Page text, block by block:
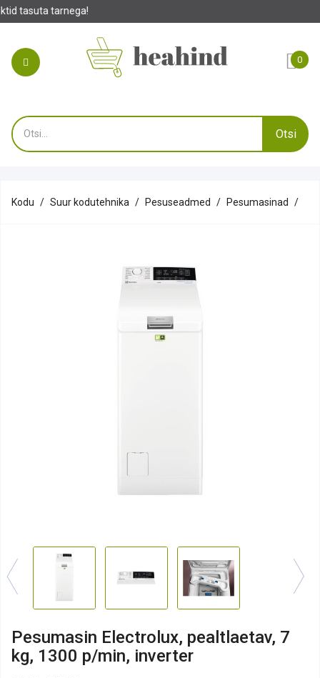
0
Otsi
Kodu Suur kodutehnika Pesuseadmed Pesumasinad
Pesumasin Electrolux, pealtlaetav, 7
kg, 1300 p/min, inverter